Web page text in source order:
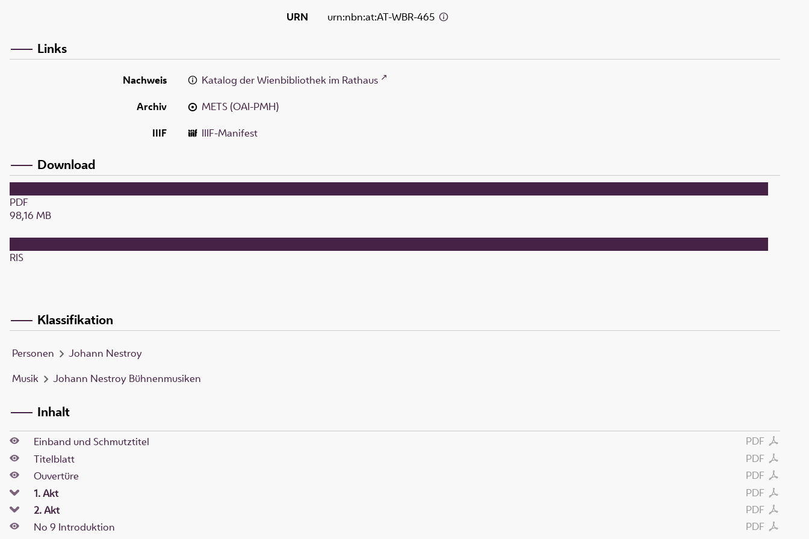
URN urn:nbn:at:AT-WBR-465
Links
Nachweis
Katalog der Wienbibliothek im Rathaus
Archiv
METS (OAI-PMH)
IIIF
IIIF-Manifest
Download
PDF
98,16 MB
RIS
Klassifikation
Personen
Johann Nestroy
Musik
Johann Nestroy Bühnenmusiken
Inhalt
PDF
Einband und Schmutztitel
PDF
Titelblatt
PDF
Ouvertüre
PDF
1. Akt
PDF
2. Akt
PDF
No 9 Introduktion